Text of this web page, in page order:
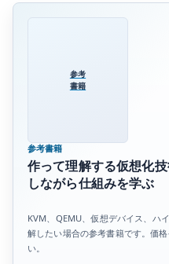
参考
書籍
参考書籍
作って理解する仮想化
しながら仕組みを学ぶ
KVM、QEMU、仮想デバイス、ハ
解したい場合の参考書籍です。価
い。